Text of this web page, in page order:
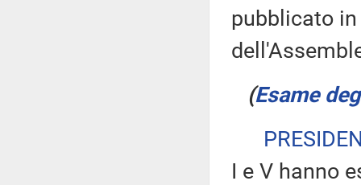
pubblicato
(Esame
I e V hanno